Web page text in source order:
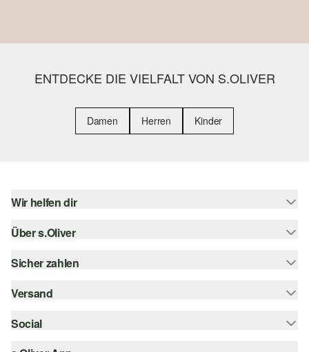
ENTDECKE DIE VIELFALT VON S.OLIVER
Damen Herren Kinder
Wir helfen dir
Hilfe & FAQ
Über s.Oliver
Newsletter
Sicher zahlen
Rechnung
Versand
Sendungsverfolgung
SwissPost
Social